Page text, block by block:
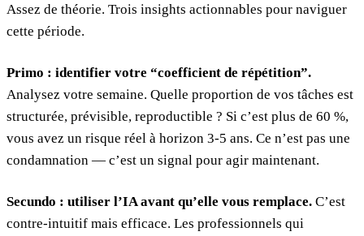
Assez de théorie. Trois insights actionnables pour naviguer
cette période.
Primo : identifier votre “coefficient de répétition”.
Analysez votre semaine. Quelle proportion de vos tâches est
structurée, prévisible, reproductible ? Si c’est plus de 60 %,
vous avez un risque réel à horizon 3-5 ans. Ce n’est pas une
condamnation — c’est un signal pour agir maintenant.
Secundo : utiliser l’IA avant qu’elle vous remplace. C’est
contre-intuitif mais efficace. Les professionnels qui